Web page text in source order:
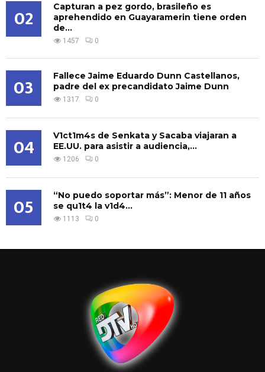
02
Capturan a pez gordo, brasileño es
aprehendido en Guayaramerin tiene orden
de...
1457 0
03
Fallece Jaime Eduardo Dunn Castellanos,
padre del ex precandidato Jaime Dunn
1317 0
04
V1ct1m4s de Senkata y Sacaba viajaran a
EE.UU. para asistir a audiencia,...
1206 0
05
“No puedo soportar más”: Menor de 11 años
se qu1t4 la v1d4...
1113 0